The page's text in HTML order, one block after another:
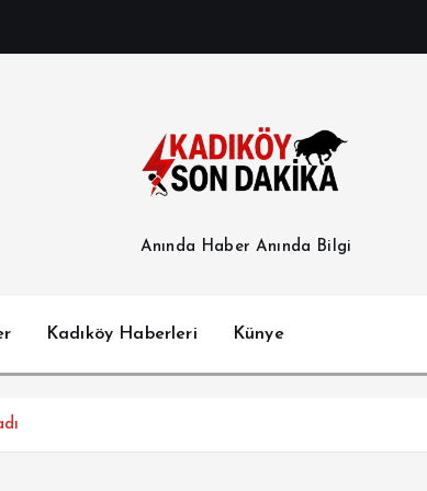
Anında Haber Anında Bilgi
Kadıköy Haberleri Künye